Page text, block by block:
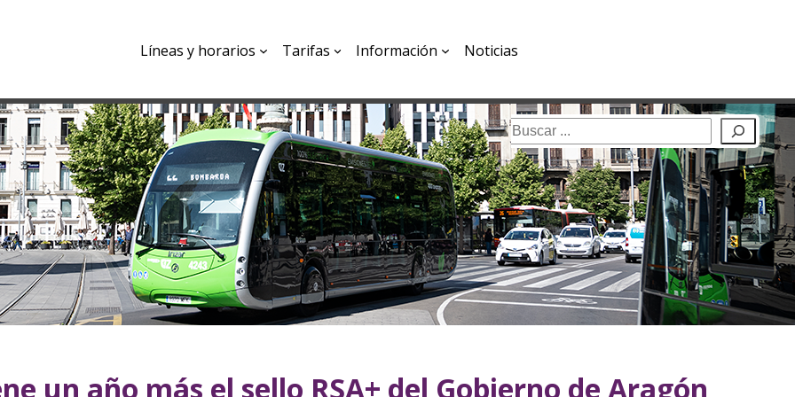
Líneas y horarios Tarifas Información Noticias
Buscar
un año más el sello RSA+ del Gobierno de Aragón